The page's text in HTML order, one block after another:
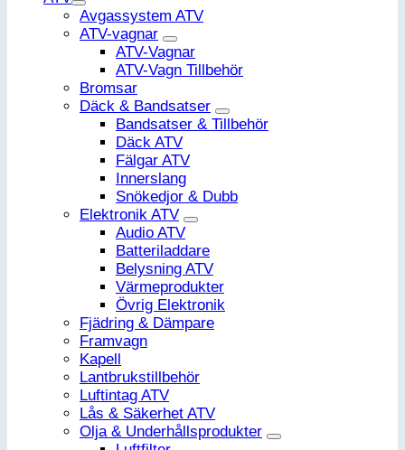
Avgassystem ATV
ATV-vagnar
ATV-Vagnar
ATV-Vagn Tillbehör
Bromsar
Däck & Bandsatser
Bandsatser & Tillbehör
Däck ATV
Fälgar ATV
Innerslang
Snökedjor & Dubb
Elektronik ATV
Audio ATV
Batteriladdare
Belysning ATV
Värmeprodukter
Övrig Elektronik
Fjädring & Dämpare
Framvagn
Kapell
Lantbrukstillbehör
Luftintag ATV
Lås & Säkerhet ATV
Olja & Underhållsprodukter